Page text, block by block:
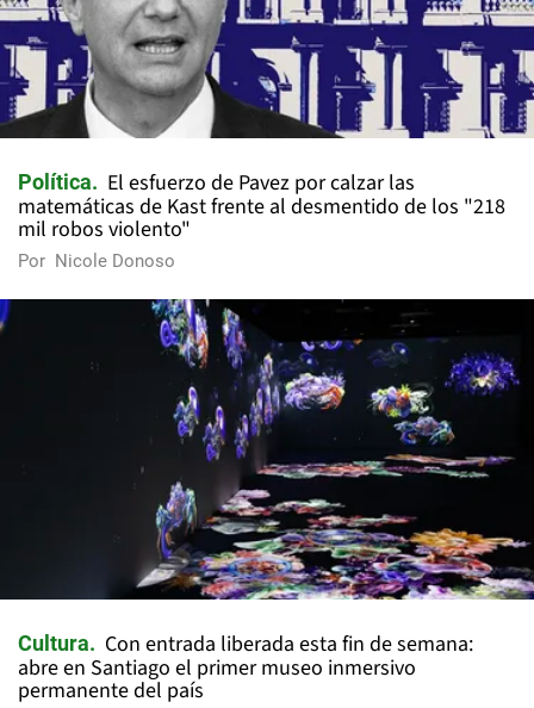
Política
El esfuerzo de Pavez por calzar las
matemáticas de Kast frente al desmentido de los "218
mil robos violento"
Por Nicole Donoso
Cultura
Con entrada liberada esta fin de semana:
abre en Santiago el primer museo inmersivo
permanente del país